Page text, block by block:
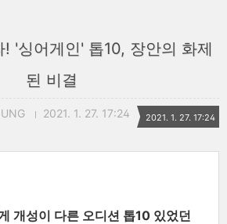
'싱어게인' 톱10, 장안의 화제
된 비결
2021. 1. 27. 17:24 2021. 1. 27. 17:24
개성이 다른 오디션 톱10 있었던